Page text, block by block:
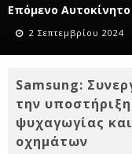
Επόμενο Αυτοκίνητο
2 Σεπτεμβρίου 2024
Samsung:
την
ψυχαγωγίας
οχημάτων